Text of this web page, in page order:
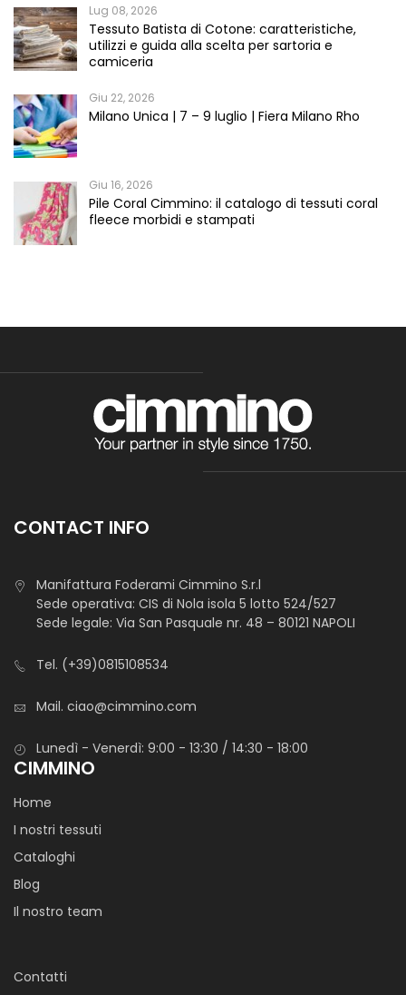
Lug 08, 2026
Tessuto Batista di Cotone: caratteristiche,
utilizzi e guida alla scelta per sartoria e
camiceria
Giu 22, 2026
Milano Unica | 7 – 9 luglio | Fiera Milano Rho
Giu 16, 2026
Pile Coral Cimmino: il catalogo di tessuti coral
fleece morbidi e stampati
CONTACT INFO
Manifattura Foderami Cimmino S.r.l
Sede operativa: CIS di Nola isola 5 lotto 524/527
Sede legale: Via San Pasquale nr. 48 – 80121 NAPOLI
Tel. (+39)0815108534
Mail. ciao@cimmino.com
Lunedì - Venerdì: 9:00 - 13:30 / 14:30 - 18:00
CIMMINO
Home
I nostri tessuti
Cataloghi
Blog
Il nostro team
Contatti